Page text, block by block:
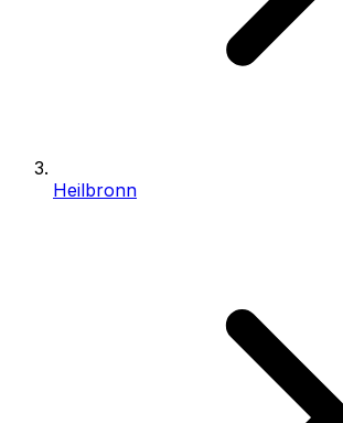
Heilbronn